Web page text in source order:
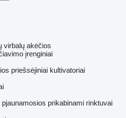
virbalų akėčios
įrenginiai
priešsėjiniai kultivatoriai
prikabinami rinktuvai